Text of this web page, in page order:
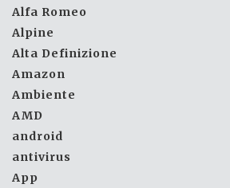
Alfa Romeo
Alpine
Alta Definizione
Amazon
Ambiente
AMD
android
antivirus
App